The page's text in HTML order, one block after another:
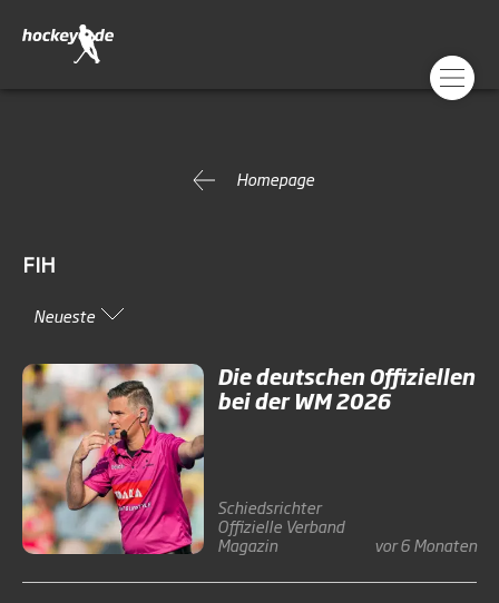
Homepage
FIH
Neueste
Die deutschen Offiziellen
bei der WM 2026
Schiedsrichter
Offizielle Verband
Magazin
vor 6 Monaten